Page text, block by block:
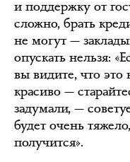
и поддержку от
сложно, брать
не могут —
опускать нельзя:
вы видите, что
красиво —
задумали, —
будет очень
получится».